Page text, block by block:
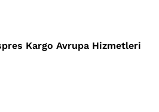
Kargo Avrupa Hizmetleri